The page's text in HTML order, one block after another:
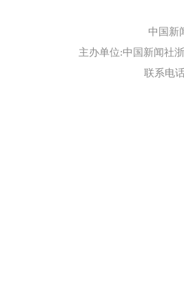
中国新
主办单位:中国新闻社
联系电